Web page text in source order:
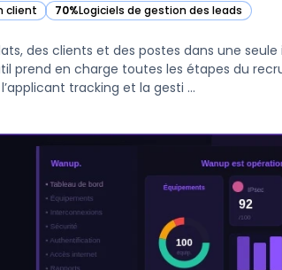
client 70%Logiciels de gestion des leads
— voir Bullhorn CRM dans cette catégorie
des clients et des postes dans une
prend en charge toutes les étapes du
tracking et la gesti ...